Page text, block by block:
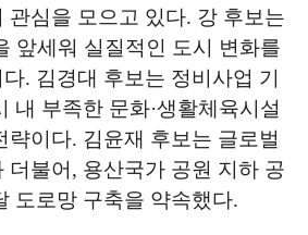
관심을 모으고 있다. 강 후보는
앞세워 실질적인 도시 변화를
. 김경대 후보는 정비사업 기
내 부족한 문화·생활체육시설
략이다. 김윤재 후보는 글로벌
더불어, 용산국가 공원 지하 공
도로망 구축을 약속했다.